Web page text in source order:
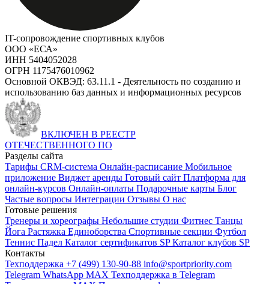
IT-сопровождение спортивных клубов
ООО «ЕСА»
ИНН 5404052028
ОГРН 1175476010962
Основной ОКВЭД: 63.11.1 - Деятельность по созданию и
использованию баз данных и информационных ресурсов
ВКЛЮЧЕН В РЕЕСТР
ОТЕЧЕСТВЕННОГО ПО
Разделы сайта
Тарифы CRM-система Онлайн-расписание Мобильное
приложение Виджет аренды Готовый сайт Платформа для
онлайн-курсов Онлайн-оплаты Подарочные карты Блог
Частые вопросы Интеграции Отзывы О нас
Готовые решения
Тренеры и хореографы Небольшие студии Фитнес Танцы
Йога Растяжка Единоборства Спортивные секции Футбол
Теннис Падел Каталог сертификатов SPКаталог клубов SP
Контакты
Техподдержка +7 (499) 130-90-88 info@sportpriority.com
Telegram WhatsApp MAX Техподдержка в Telegram